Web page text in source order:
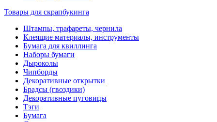
Товары для скрапбукинга
Штампы, трафареты, чернила
Клеящие материалы, инструменты
Бумага для квиллинга
Наборы бумаги
Дыроколы
Чипборды
Декоративные открытки
Брадсы (гвоздики)
Декоративные пуговицы
Тэги
Бумага